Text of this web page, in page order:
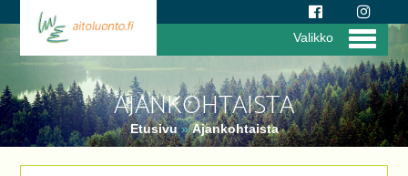
AJANKOHTAISTA
Etusivu»Ajankohtaista
Valikko